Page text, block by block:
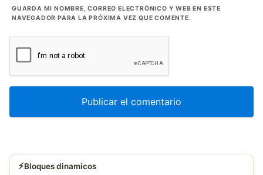
GUARDA MI NOMBRE, CORREO ELECTRÓNICO Y WEB EN ESTE
NAVEGADOR PARA LA PRÓXIMA VEZ QUE COMENTE.
⚡Bloques dinamicos